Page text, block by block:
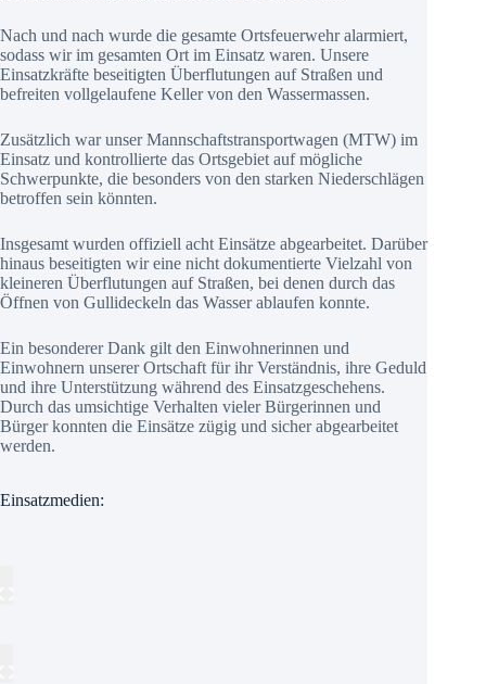
Nach und nach wurde die gesamte Ortsfeuerwehr alarmiert,
sodass wir im gesamten Ort im Einsatz waren. Unsere
Einsatzkräfte beseitigten Überflutungen auf Straßen und
befreiten vollgelaufene Keller von den Wassermassen.
Zusätzlich war unser Mannschaftstransportwagen (MTW) im
Einsatz und kontrollierte das Ortsgebiet auf mögliche
Schwerpunkte, die besonders von den starken Niederschlägen
betroffen sein könnten.
Insgesamt wurden offiziell acht Einsätze abgearbeitet. Darüber
hinaus beseitigten wir eine nicht dokumentierte Vielzahl von
kleineren Überflutungen auf Straßen, bei denen durch das
Öffnen von Gullideckeln das Wasser ablaufen konnte.
Ein besonderer Dank gilt den Einwohnerinnen und
Einwohnern unserer Ortschaft für ihr Verständnis, ihre Geduld
und ihre Unterstützung während des Einsatzgeschehens.
Durch das umsichtige Verhalten vieler Bürgerinnen und
Bürger konnten die Einsätze zügig und sicher abgearbeitet
werden.
Einsatzmedien: